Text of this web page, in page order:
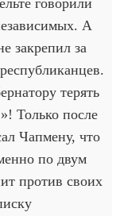
говорили
А
закрепил за
терять
Только после
Чапмену, что
по двум
против своих